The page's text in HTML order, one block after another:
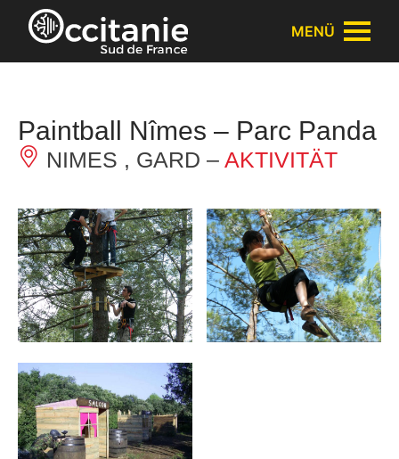
Cookie-Einstellungen
MENÜ
Paintball Nîmes – Parc Panda
NIMES , GARD – AKTIVITÄT